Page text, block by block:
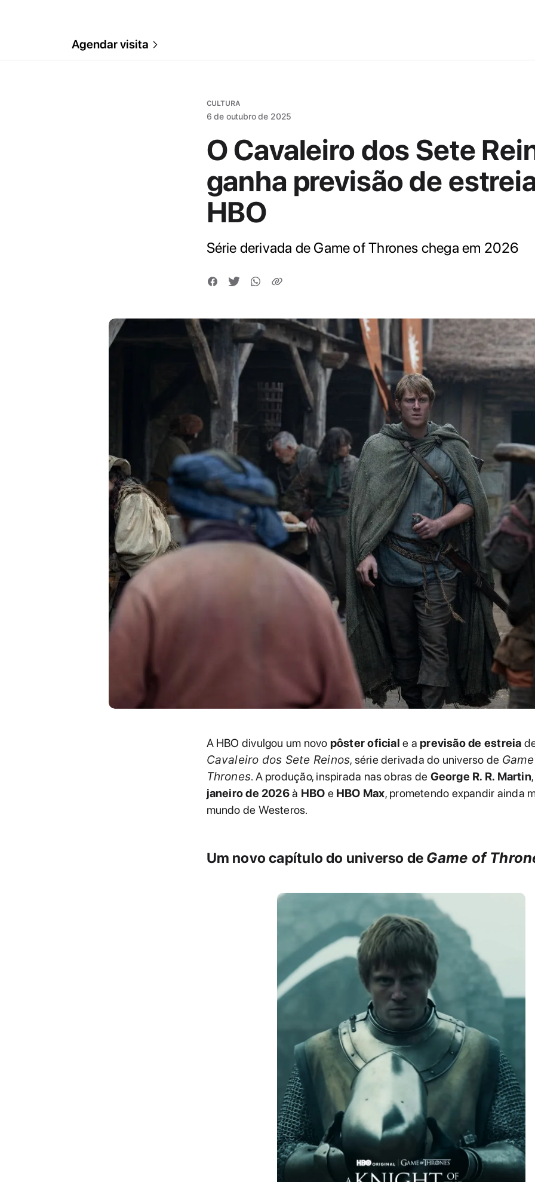
Agendar visita
CULTURA
6 de outubro de 2025
O Cavaleiro dos Sete
ganha previsão de
HBO
Série derivada de Game of Thrones chega em 2026
A HBO divulgou um novo pôster oficial e aprevisão de estreia
Cavaleiro dos Sete Reinos, série derivada do universo de
Thrones. A produção, inspirada nas obras de George R. R. Martin
janeiro de 2026à HBO e HBO Max, prometendo expandir ainda
mundo de Westeros.
Um novo capítulo do universo de Game of